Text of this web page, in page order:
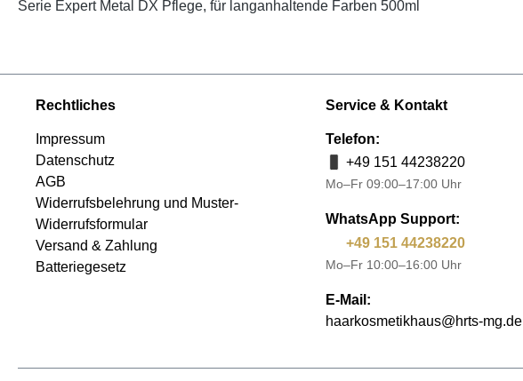
Serie Expert Metal DX Pflege, für langanhaltende Farben 500ml
Rechtliches
Impressum
Datenschutz
AGB
Widerrufsbelehrung und Muster-
Widerrufsformular
Versand & Zahlung
Batteriegesetz
Service & Kontakt
Telefon:
+49 151 44238220
Mo–Fr 09:00–17:00 Uhr
WhatsApp Support:
+49 151 44238220
Mo–Fr 10:00–16:00 Uhr
E-Mail:
haarkosmetikhaus@hrts-mg.de